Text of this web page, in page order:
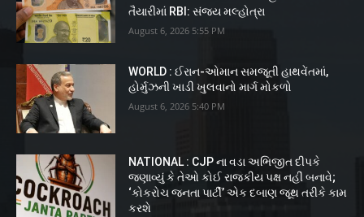
તૈયારીમાં RBI: સંજય મલ્હોત્રા
August 6, 2026 5:55 PM
WORLD : ઈરાન-ઓમાન સમજૂતી હાથવેંતમાં,
હોર્મુઝની ખાડી ખુલવાનો માર્ગ મોકળો
August 6, 2026 5:40 PM
NATIONAL : CJP ના વડા અભિજીત દીપકે
જણાવ્યું કે તેઓ કોઈ રાજકીય પક્ષ નહીં બનાવે;
‘કોકરોચ જનતા પાર્ટી’ એક દબાણ જૂથ તરીકે કામ
કરશે